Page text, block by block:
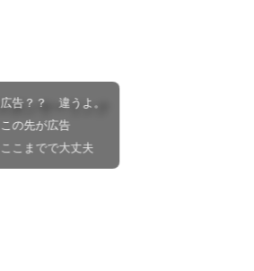
スポンサーリンク
広告？？ 違うよ。
この先が広告
ここまでで大丈夫